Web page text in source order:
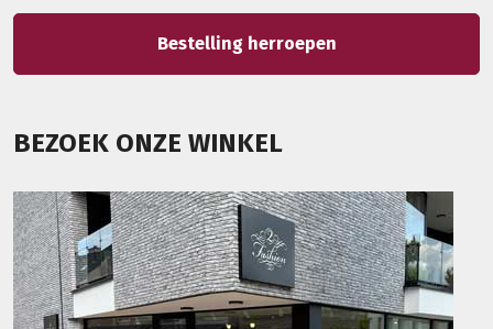
Bestelling herroepen
BEZOEK ONZE WINKEL